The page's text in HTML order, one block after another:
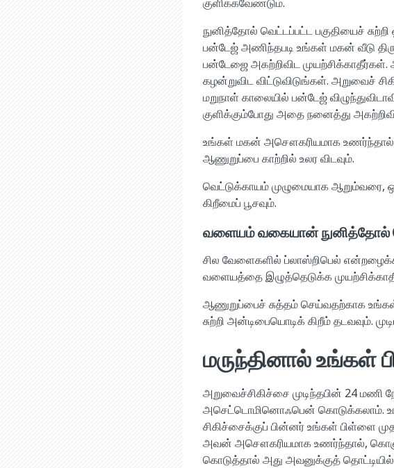
நுனித்தோல் வெட்டப்பட்ட பகுதியைச் சுற்றி
பன்டேஜ் அணிந்தபடி உங்கள் மகன் வீடு
பன்டேஜை அகற்றிவிட முயற்சிக்காதீர்கள்.
கழன்றுவிட விட்டுவிடுங்கள். அறுவைச்
மறுநாள் காலையில் பன்டேஜ்
குளிக்கும்போது அதை நனைத்து
உங்கள் மகன் அசௌகரியமாக உணர்ந்தால் ,
ஆணுறுப்பை காற்றில் உலர விடவும்.
வெட்டுக்காயம் முழுமையாக ஆறும்வரை,
கிறீமைப் பூசவும்.
வளையம் வகையான் நுனித்தோல்
சில வேளைகளில் ப்லாஸ்றிபெல்
வளையத்தை இழுத்தெடுக்க
ஆணுறுப்பைச் சுத்தம் செய்வதற்காக
சுற்றி அன்டிபையொடிக் கிறீம் தடவவும்.
மருந்தினால் உங்கள்
அறுவைச்சிகிச்சை முடிந்தபின் 24 மணி
அசெட்டொமினொஃபென் கொடுக்கலாம்.
சிகிச்சைக்குப் பின்னர் உங்கள் பிள்ளை
அவன் அசௌகரியமாக உணர்ந்தால்,
கொடுத்தால் அது அவனுக்குத் தொட்டியில்